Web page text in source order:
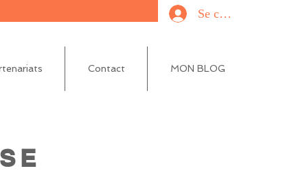
Contact MON BLOG
Se connecter